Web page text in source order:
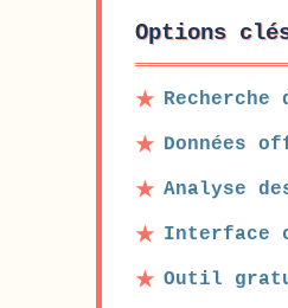
Options
Données
Analyse
Interface
Outil